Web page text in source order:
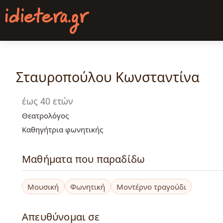
Παράκαμψη
προς
κυρίως
Σταυροπούλου Κωνσταντίνα
έως 40 ετών
Θεατρολόγος
Καθηγήτρια φωνητικής
Μαθήματα που παραδίδω
Μουσική Φωνητική Μοντέρνο τραγούδι
Απευθύνομαι σε